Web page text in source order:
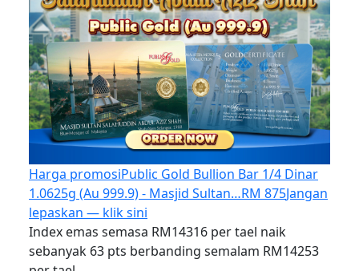
Harga promosiPublic Gold Bullion Bar 1/4 Dinar
1.0625g (Au 999.9) - Masjid Sultan…RM 875Jangan
lepaskan — klik sini
Index emas semasa RM14316 per tael naik
sebanyak 63 pts berbanding semalam RM14253